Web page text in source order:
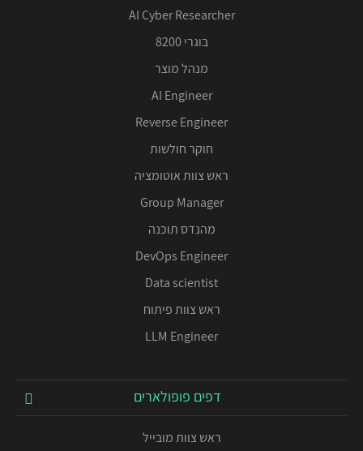
AI Cyber Researcher
בוגרי 8200
מנהל מוצר
AI Engineer
Reverse Engineer
חוקר חולשות
ראש צוות אוטומציה
Group Manager
מהנדס תוכנה
DevOps Engineer
Data scientist
ראש צוות פיתוח
LLM Engineer
דפים פופולארים
ראש צוות מובייל